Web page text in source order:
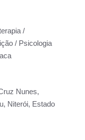
/
/ Psicologia
Nunes,
Niterói, Estado